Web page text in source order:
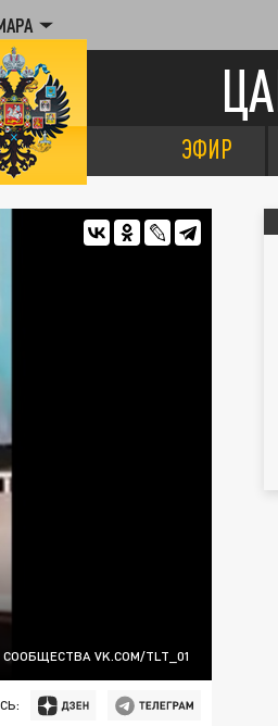
ЭФИР
VK.COM/TLT_01